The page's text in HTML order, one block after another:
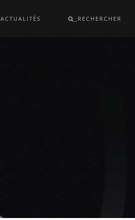
ACTUALITÉS _RECHERCHER